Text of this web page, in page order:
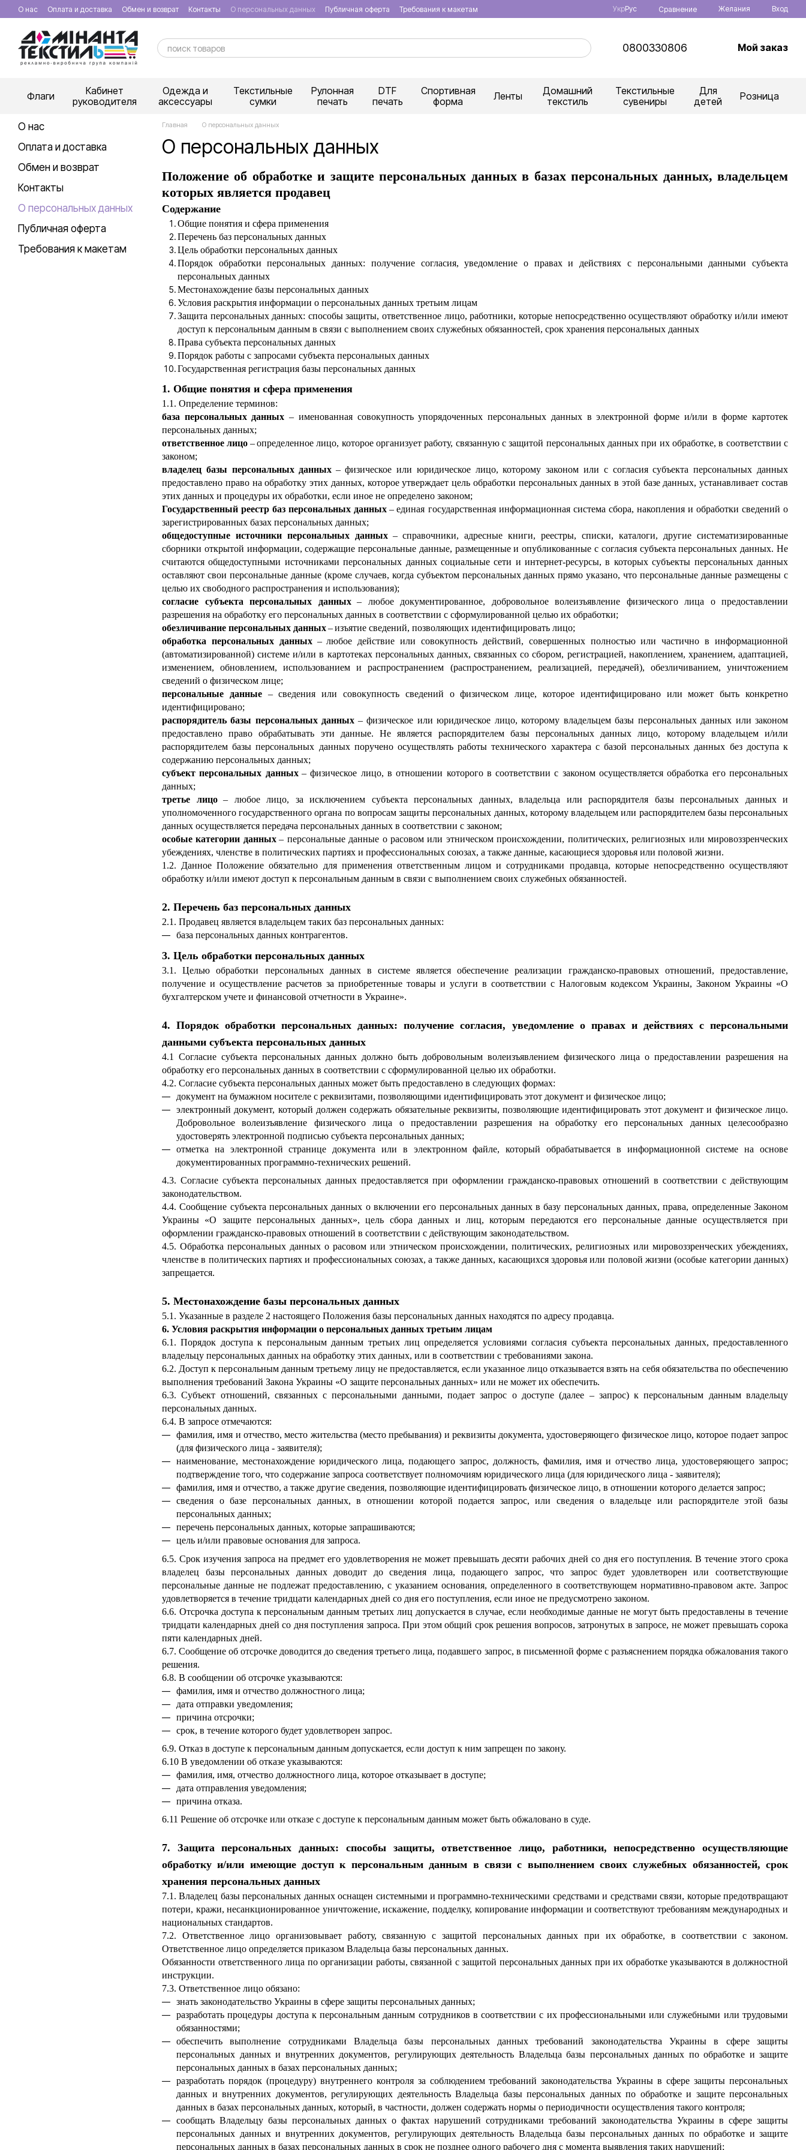
Перейти к основному контенту
О нас Оплата и доставка Обмен и возврат Контакты О персональных данных Публичная оферта Требования к макетам УкрРус Сравнение Желания Вход
0800330806 Мой заказ
Флаги
Кабинет
руководителя
Одежда и
аксессуары
Текстильные
сумки
Рулонная
печать
DTF
печать
Спортивная
форма
Ленты
Домашний
текстиль
Текстильные
сувениры
Для
детей
Розница
Главная О персональных данных
О персональных данных
Положение об обработке и защите персональных данных в базах персональных данных, владельцем
которых является продавец
Содержание
Общие понятия и сфера применения
Перечень баз персональных данных
Цель обработки персональных данных
Порядок обработки персональных данных: получение согласия, уведомление о правах и действиях с персональными данными субъекта
персональных данных
Местонахождение базы персональных данных
Условия раскрытия информации о персональных данных третьим лицам
Защита персональных данных: способы защиты, ответственное лицо, работники, которые непосредственно осуществляют обработку и/или имеют
доступ к персональным данным в связи с выполнением своих служебных обязанностей, срок хранения персональных данных
Права субъекта персональных данных
Порядок работы с запросами субъекта персональных данных
Государственная регистрация базы персональных данных
1. Общие понятия и сфера применения
1.1. Определение терминов:
база персональных данных – именованная совокупность упорядоченных персональных данных в электронной форме и/или в форме картотек
персональных данных;
ответственное лицо –определенное лицо, которое организует работу, связанную с защитой персональных данных при их обработке, в соответствии с
законом;
владелец базы персональных данных – физическое или юридическое лицо, которому законом или с согласия субъекта персональных данных
предоставлено право на обработку этих данных, которое утверждает цель обработки персональных данных в этой базе данных, устанавливает состав
этих данных и процедуры их обработки, если иное не определено законом;
Государственный реестр баз персональных данных – единая государственная информационная система сбора, накопления и обработки сведений о
зарегистрированных базах персональных данных;
общедоступные источники персональных данных – справочники, адресные книги, реестры, списки, каталоги, другие систематизированные
сборники открытой информации, содержащие персональные данные, размещенные и опубликованные с согласия субъекта персональных данных. Не
считаются общедоступными источниками персональных данных социальные сети и интернет-ресурсы, в которых субъекты персональных данных
оставляют свои персональные данные (кроме случаев, когда субъектом персональных данных прямо указано, что персональные данные размещены с
целью их свободного распространения и использования);
согласие субъекта персональных данных – любое документированное, добровольное волеизъявление физического лица о предоставлении
разрешения на обработку его персональных данных в соответствии с сформулированной целью их обработки;
обезличивание персональных данных–изъятие сведений, позволяющих идентифицировать лицо;
обработка персональных данных – любое действие или совокупность действий, совершенных полностью или частично в информационной
(автоматизированной) системе и/или в картотеках персональных данных, связанных со сбором, регистрацией, накоплением, хранением, адаптацией,
изменением, обновлением, использованием и распространением (распространением, реализацией, передачей), обезличиванием, уничтожением
сведений о физическом лице;
персональные данные –сведения или совокупность сведений о физическом лице, которое идентифицировано или может быть конкретно
идентифицировано;
распорядитель базы персональных данных –физическое или юридическое лицо, которому владельцем базы персональных данных или законом
предоставлено право обрабатывать эти данные. Не является распорядителем базы персональных данных лицо, которому владельцем и/или
распорядителем базы персональных данных поручено осуществлять работы технического характера с базой персональных данных без доступа к
содержанию персональных данных;
субъект персональных данных –физическое лицо, в отношении которого в соответствии с законом осуществляется обработка его персональных
данных;
третье лицо – любое лицо, за исключением субъекта персональных данных, владельца или распорядителя базы персональных данных и
уполномоченного государственного органа по вопросам защиты персональных данных, которому владельцем или распорядителем базы персональных
данных осуществляется передача персональных данных в соответствии с законом;
особые категории данных – персональные данные о расовом или этническом происхождении, политических, религиозных или мировоззренческих
убеждениях, членстве в политических партиях и профессиональных союзах, а также данные, касающиеся здоровья или половой жизни.
1.2. Данное Положение обязательно для применения ответственным лицом и сотрудниками продавца, которые непосредственно осуществляют
обработку и/или имеют доступ к персональным данным в связи с выполнением своих служебных обязанностей.
2. Перечень баз персональных данных
2.1. Продавец является владельцем таких баз персональных данных:
база персональных данных контрагентов.
3. Цель обработки персональных данных
3.1. Целью обработки персональных данных в системе является обеспечение реализации гражданско-правовых отношений, предоставление,
получение и осуществление расчетов за приобретенные товары и услуги в соответствии с Налоговым кодексом Украины, Законом Украины «О
бухгалтерском учете и финансовой отчетности в Украине».
4. Порядок обработки персональных данных: получение согласия, уведомление о правах и действиях с персональными
данными субъекта персональных данных
4.1 Согласие субъекта персональных данных должно быть добровольным волеизъявлением физического лица о предоставлении разрешения на
обработку его персональных данных в соответствии с сформулированной целью их обработки.
4.2. Согласие субъекта персональных данных может быть предоставлено в следующих формах:
документ на бумажном носителе с реквизитами, позволяющими идентифицировать этот документ и физическое лицо;
электронный документ, который должен содержать обязательные реквизиты, позволяющие идентифицировать этот документ и физическое лицо.
Добровольное волеизъявление физического лица о предоставлении разрешения на обработку его персональных данных целесообразно
удостоверять электронной подписью субъекта персональных данных;
отметка на электронной странице документа или в электронном файле, который обрабатывается в информационной системе на основе
документированных программно-технических решений.
4.3. Согласие субъекта персональных данных предоставляется при оформлении гражданско-правовых отношений в соответствии с действующим
законодательством.
4.4. Сообщение субъекта персональных данных о включении его персональных данных в базу персональных данных, права, определенные Законом
Украины «О защите персональных данных», цель сбора данных и лиц, которым передаются его персональные данные осуществляется при
оформлении гражданско-правовых отношений в соответствии с действующим законодательством.
4.5. Обработка персональных данных о расовом или этническом происхождении, политических, религиозных или мировоззренческих убеждениях,
членстве в политических партиях и профессиональных союзах, а также данных, касающихся здоровья или половой жизни (особые категории данных)
запрещается.
5. Местонахождение базы персональных данных
5.1. Указанные в разделе 2 настоящего Положения базы персональных данных находятся по адресу продавца.
6. Условия раскрытия информации о персональных данных третьим лицам
6.1. Порядок доступа к персональным данным третьих лиц определяется условиями согласия субъекта персональных данных, предоставленного
владельцу персональных данных на обработку этих данных, или в соответствии с требованиями закона.
6.2. Доступ к персональным данным третьему лицу не предоставляется, если указанное лицо отказывается взять на себя обязательства по обеспечению
выполнения требований Закона Украины «О защите персональных данных» или не может их обеспечить.
6.3. Субъект отношений, связанных с персональными данными, подает запрос о доступе (далее –запрос) к персональным данным владельцу
персональных данных.
6.4. В запросе отмечаются:
фамилия, имя и отчество, место жительства (место пребывания) и реквизиты документа, удостоверяющего физическое лицо, которое подает запрос
(для физического лица - заявителя);
наименование, местонахождение юридического лица, подающего запрос, должность, фамилия, имя и отчество лица, удостоверяющего запрос;
подтверждение того, что содержание запроса соответствует полномочиям юридического лица (для юридического лица - заявителя);
фамилия, имя и отчество, а также другие сведения, позволяющие идентифицировать физическое лицо, в отношении которого делается запрос;
сведения о базе персональных данных, в отношении которой подается запрос, или сведения о владельце или распорядителе этой базы
персональных данных;
перечень персональных данных, которые запрашиваются;
цель и/или правовые основания для запроса.
6.5. Срок изучения запроса на предмет его удовлетворения не может превышать десяти рабочих дней со дня его поступления. В течение этого срока
владелец базы персональных данных доводит до сведения лица, подающего запрос, что запрос будет удовлетворен или соответствующие
персональные данные не подлежат предоставлению, с указанием основания, определенного в соответствующем нормативно-правовом акте. Запрос
удовлетворяется в течение тридцати календарных дней со дня его поступления, если иное не предусмотрено законом.
6.6. Отсрочка доступа к персональным данным третьих лиц допускается в случае, если необходимые данные не могут быть предоставлены в течение
тридцати календарных дней со дня поступления запроса. При этом общий срок решения вопросов, затронутых в запросе, не может превышать сорока
пяти календарных дней.
6.7. Сообщение об отсрочке доводится до сведения третьего лица, подавшего запрос, в письменной форме с разъяснением порядка обжалования такого
решения.
6.8. В сообщении об отсрочке указываются:
фамилия, имя и отчество должностного лица;
дата отправки уведомления;
причина отсрочки;
срок, в течение которого будет удовлетворен запрос.
6.9. Отказ в доступе к персональным данным допускается, если доступ к ним запрещен по закону.
6.10 В уведомлении об отказе указываются:
фамилия, имя, отчество должностного лица, которое отказывает в доступе;
дата отправления уведомления;
причина отказа.
6.11 Решение об отсрочке или отказе с доступе к персональным данным может быть обжаловано в суде.
7. Защита персональных данных: способы защиты, ответственное лицо, работники, непосредственно осуществляющие
обработку и/или имеющие доступ к персональным данным в связи с выполнением своих служебных обязанностей, срок
хранения персональных данных
7.1. Владелец базы персональных данных оснащен системными и программно-техническими средствами и средствами связи, которые предотвращают
потери, кражи, несанкционированное уничтожение, искажение, подделку, копирование информации и соответствуют требованиям международных и
национальных стандартов.
7.2. Ответственное лицо организовывает работу, связанную с защитой персональных данных при их обработке, в соответствии с законом.
Ответственное лицо определяется приказом Владельца базы персональных данных.
Обязанности ответственного лица по организации работы, связанной с защитой персональных данных при их обработке указываются в должностной
инструкции.
7.3. Ответственное лицо обязано:
знать законодательство Украины в сфере защиты персональных данных;
разработать процедуры доступа к персональным данным сотрудников в соответствии с их профессиональными или служебными или трудовыми
обязанностями;
обеспечить выполнение сотрудниками Владельца базы персональных данных требований законодательства Украины в сфере защиты
персональных данных и внутренних документов, регулирующих деятельность Владельца базы персональных данных по обработке и защите
персональных данных в базах персональных данных;
разработать порядок (процедуру) внутреннего контроля за соблюдением требований законодательства Украины в сфере защиты персональных
данных и внутренних документов, регулирующих деятельность Владельца базы персональных данных по обработке и защите персональных
данных в базах персональных данных, который, в частности, должен содержать нормы о периодичности осуществления такого контроля;
сообщать Владельцу базы персональных данных о фактах нарушений сотрудниками требований законодательства Украины в сфере защиты
персональных данных и внутренних документов, регулирующих деятельность Владельца базы персональных данных по обработке и защите
персональных данных в базах персональных данных в срок не позднее одного рабочего дня с момента выявления таких нарушений;
О нас
Оплата и доставка
Обмен и возврат
Контакты
О персональных данных
Публичная оферта
Требования к макетам